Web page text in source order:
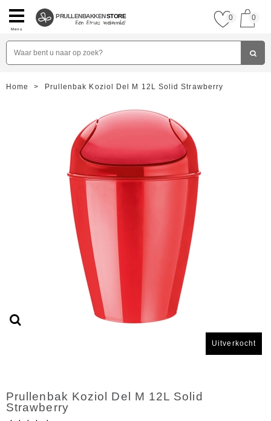
Menu
PRULLENBAKKENSTORE 0 0
Home > Prullenbak Koziol Del M 12L Solid Strawberry
Uitverkocht
Prullenbak Koziol Del M 12L Solid
Strawberry